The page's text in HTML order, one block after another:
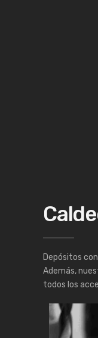
Depósitos
Además,
todos los